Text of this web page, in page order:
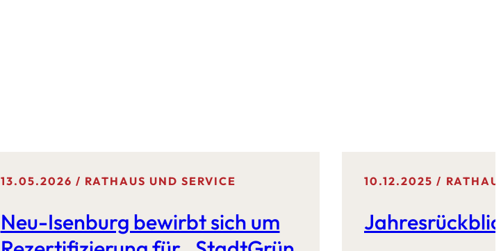
13.05.2026 RATHAUS UND SERVICE
Neu-Isenburg bewirbt sich um
10.12.2025